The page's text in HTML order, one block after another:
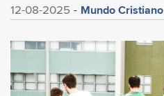
12-08-2025 Mundo Cristiano